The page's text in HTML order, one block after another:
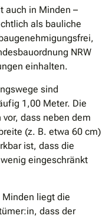
auch in Minden –
als bauliche
NRW
einhalten.
sind
1,00 Meter. Die
dass neben dem
(z. B. etwa 60 cm)
ist, dass die
eingeschränkt
Minden liegt die
dass der